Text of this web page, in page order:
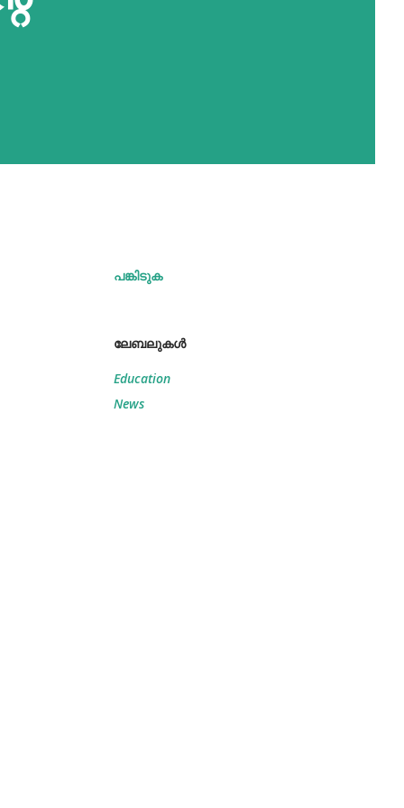
പങ്കിടുക
ലേബലുകള്‍
Education
News